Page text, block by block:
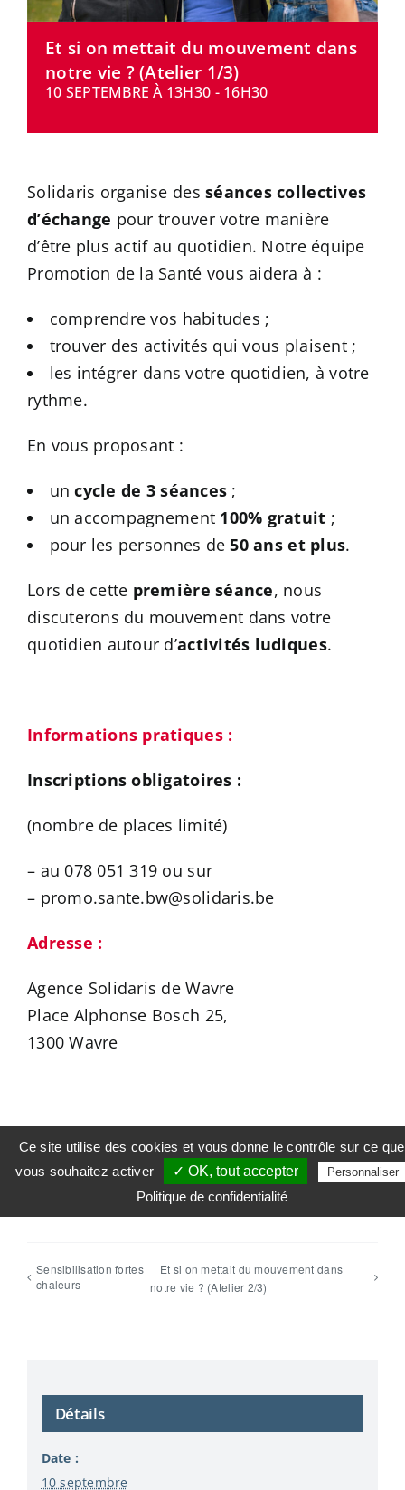
Et si on mettait du mouvement dans
notre vie ? (Atelier 1/3)
10 SEPTEMBRE À 13H30 - 16H30
Solidaris organise des séances collectives
d’échange pour trouver votre manière
d’être plus actif au quotidien. Notre équipe
Promotion de la Santé vous aidera à :
comprendre vos habitudes ;
trouver des activités qui vous plaisent ;
les intégrer dans votre quotidien, à votre
rythme.
En vous proposant :
uncycle de 3 séances ;
un accompagnement 100% gratuit ;
pour les personnes de50 ans et plus.
Lors de cette première séance, nous
discuterons du mouvement dans votre
quotidien autour d’activités ludiques.
Informations pratiques :
Inscriptions obligatoires :
(nombre de places limité)
– au 078 051 319 ou sur
– promo.sante.bw@solidaris.be
Adresse :
Agence Solidaris de Wavre
Place Alphonse Bosch 25,
1300 Wavre
AJOUTER AU CALENDRIER
Sensibilisation fortes
chaleurs
Et si on mettait du mouvement dans
notre vie ? (Atelier 2/3)
Détails
Date :
10 septembre
Ce site utilise des cookies et vous donne le contrôle sur ce que
vous souhaitez activer
✓ OK, tout accepter Personnaliser
Politique de confidentialité